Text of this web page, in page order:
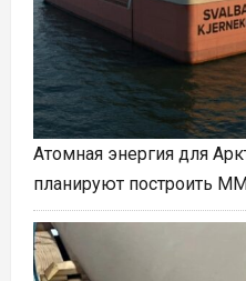
Атомная энергия для
планируют построить